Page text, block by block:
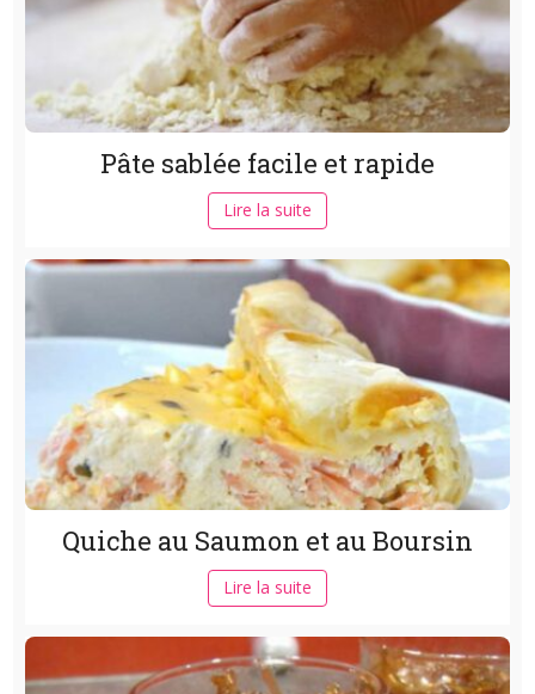
Pâte sablée facile et rapide
Lire la suite
Quiche au Saumon et au Boursin
Lire la suite